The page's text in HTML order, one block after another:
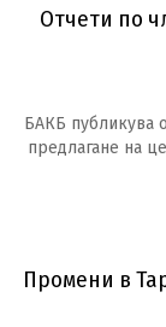
Отчети по
БАКБ публикува
предлагане на
Промени в